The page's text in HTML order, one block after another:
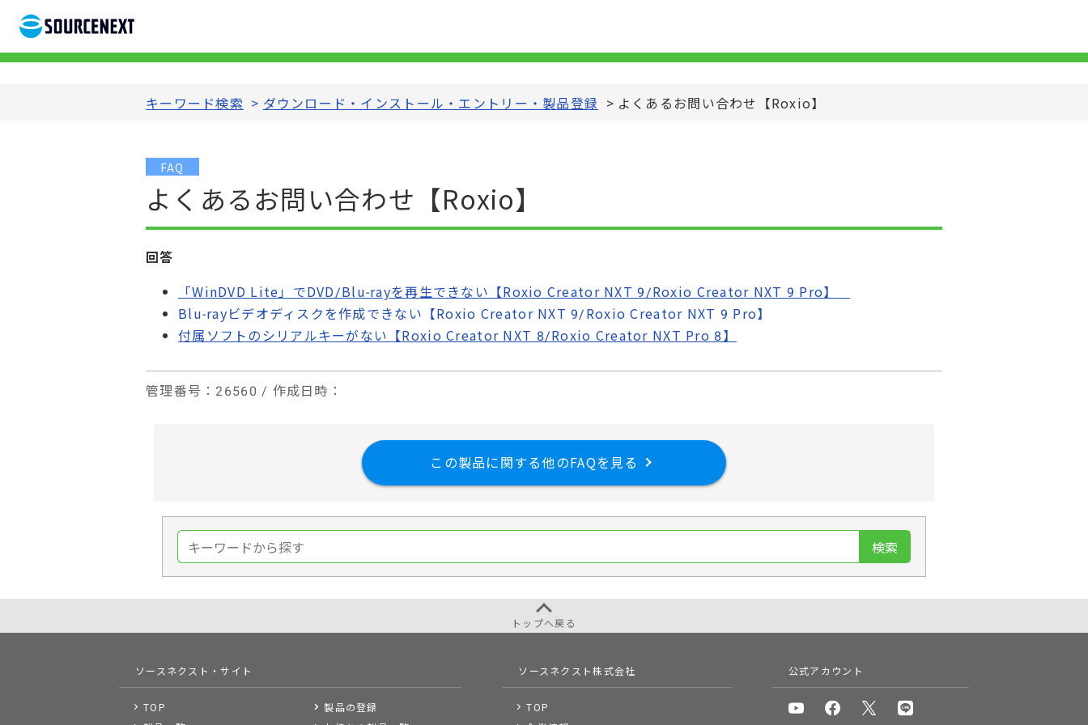
キーワード検索 > ダウンロード・インストール・エントリー・製品登録 > よくあるお問い合わせ【Roxio】
FAQ
よくあるお問い合わせ【Roxio】
回答
「WinDVD Lite」でDVD/Blu-rayを再生できない【Roxio Creator NXT 9/Roxio Creator NXT 9 Pro】
Blu-rayビデオディスクを作成できない【Roxio Creator NXT 9/Roxio Creator NXT 9 Pro】
付属ソフトのシリアルキーがない【Roxio Creator NXT 8/Roxio Creator NXT Pro 8】
管理番号 ：26560 / 作成日時 ：
この製品に関する他のFAQを見る
検索
トップへ戻る
ソースネクスト・サイト
TOP
製品の登録
ソースネクスト株式会社
TOP
公式アカウント